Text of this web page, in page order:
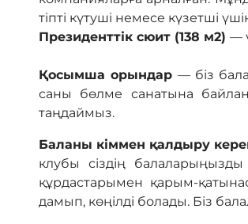
тіпті күтуші немесе күзетші
Президенттік сюит (138 м2) —
Қосымша орындар— біз
саны бөлме санатына
таңдаймыз.
Баланы кіммен қалдыру
клубы сіздің
құрдастарымен қарым-
дамып, көңілді болады. Біз